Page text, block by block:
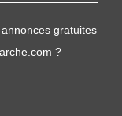
gratuites
?